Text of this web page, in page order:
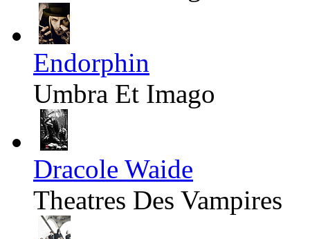
Endorphin
Umbra Et Imago
Dracole Waide
Theatres Des Vampires